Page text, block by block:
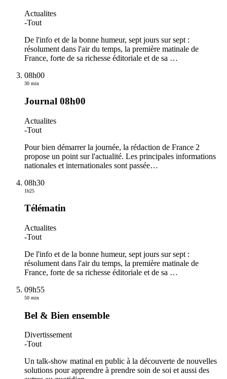
Actualites
-Tout
De l'info et de la bonne humeur, sept jours sur sept :
résolument dans l'air du temps, la première matinale de
France, forte de sa richesse éditoriale et de sa …
08h00
30 min
Journal 08h00
Actualites
-Tout
Pour bien démarrer la journée, la rédaction de France 2
propose un point sur l'actualité. Les principales informations
nationales et internationales sont passée…
08h30
1h25
Télématin
Actualites
-Tout
De l'info et de la bonne humeur, sept jours sur sept :
résolument dans l'air du temps, la première matinale de
France, forte de sa richesse éditoriale et de sa …
09h55
50 min
Bel & Bien ensemble
Divertissement
-Tout
Un talk-show matinal en public à la découverte de nouvelles
solutions pour apprendre à prendre soin de soi et aussi des